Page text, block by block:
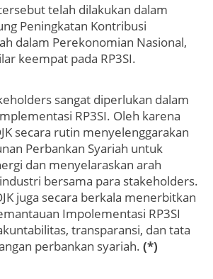
telah dilakukan dalam
Peningkatan Kontribusi
dalam Perekonomian Nasional,
keempat pada RP3SI.
sangat diperlukan dalam
RP3SI. Oleh karena
secara rutin menyelenggarakan
Perbankan Syariah untuk
dan menyelaraskan arah
bersama para stakeholders.
juga secara berkala menerbitkan
Impolementasi RP3SI
transparansi, dan tata
perbankan syariah. (*)